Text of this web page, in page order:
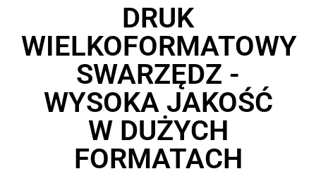
DRUK
WIELKOFORMATOWY
SWARZĘDZ -
WYSOKA JAKOŚĆ
W DUŻYCH
FORMATACH